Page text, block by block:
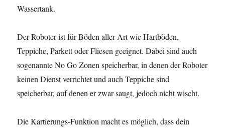
Wassertank.
Der Roboter ist für Böden aller Art wie Hartböden,
Teppiche, Parkett oder Fliesen geeignet. Dabei sind auch
sogenannte No Go Zonen speicherbar, in denen der Roboter
keinen Dienst verrichtet und auch Teppiche sind
speicherbar, auf denen er zwar saugt, jedoch nicht wischt.
Die Kartierungs-Funktion macht es möglich, dass dein